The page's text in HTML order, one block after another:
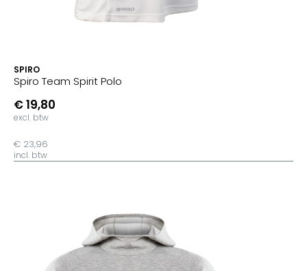
SPIRO
Spiro Team Spirit Polo
€ 19,80
excl. btw
€ 23,96
incl. btw